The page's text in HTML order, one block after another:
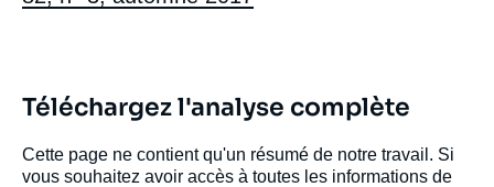
Téléchargez l'analyse complète
Cette page ne contient qu'un résumé de notre travail. Si
vous souhaitez avoir accès à toutes les informations de